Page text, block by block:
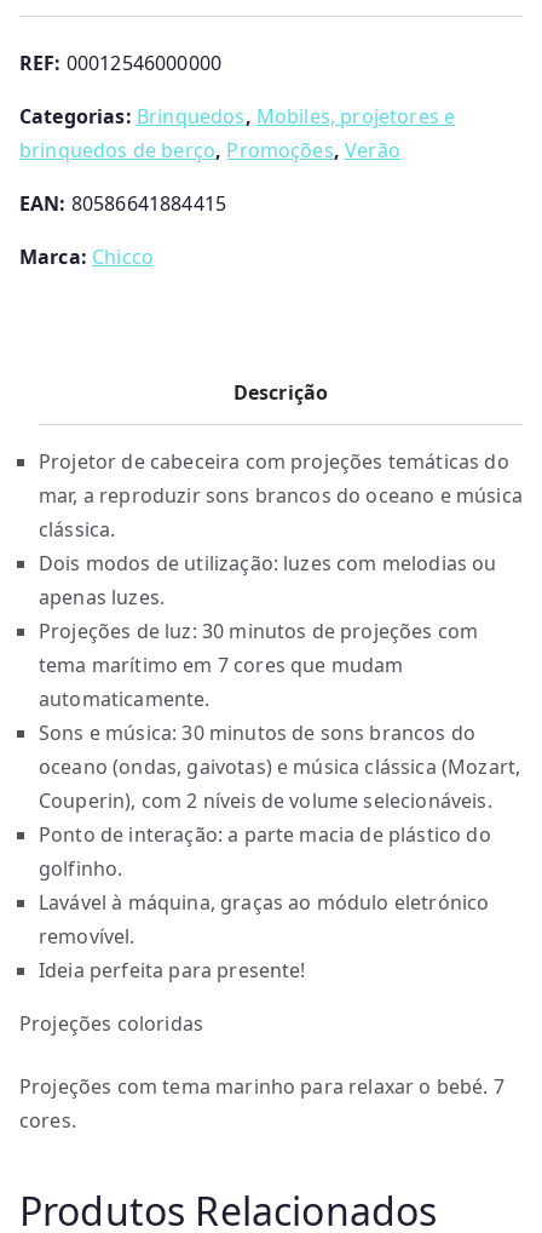
l
r
a
€
2
.
€
3
.
9
.
REF: 00012546000000
Categorias: Brinquedos, Mobiles, projetores e
brinquedos de berço, Promoções,Verão
EAN: 80586641884415
Marca: Chicco
Descrição
Projetor de cabeceira com projeções temáticas do
mar, a reproduzir sons brancos do oceano e música
clássica.
Dois modos de utilização: luzes com melodias ou
apenas luzes.
Projeções de luz: 30 minutos de projeções com
tema marítimo em 7 cores que mudam
automaticamente.
Sons e música: 30 minutos de sons brancos do
oceano (ondas, gaivotas) e música clássica (Mozart,
Couperin), com 2 níveis de volume selecionáveis.
Ponto de interação: a parte macia de plástico do
golfinho.
Lavável à máquina, graças ao módulo eletrónico
removível.
Ideia perfeita para presente!
Projeções coloridas
Projeções com tema marinho para relaxar o bebé. 7
cores.
Produtos Relacionados